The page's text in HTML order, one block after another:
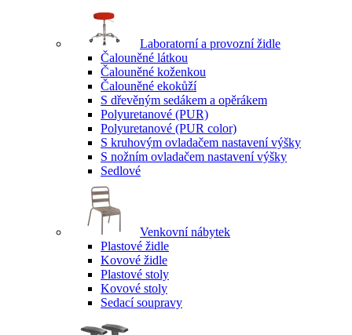
Laboratorní a provozní židle
Čalouněné látkou
Čalouněné koženkou
Čalouněné ekokůží
S dřevěným sedákem a opěrákem
Polyuretanové (PUR)
Polyuretanové (PUR color)
S kruhovým ovladačem nastavení výšky
S nožním ovladačem nastavení výšky
Sedlové
Venkovní nábytek
Plastové židle
Kovové židle
Plastové stoly
Kovové stoly
Sedací soupravy